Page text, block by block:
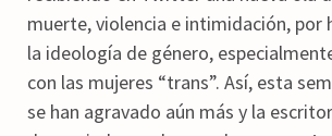
muerte, violencia e intimidación, por
la ideología de género,
con las mujeres “trans”. Así, esta
se han agravado aún más y la